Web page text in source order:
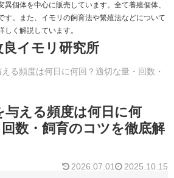
異個体を中心に販売しています。全て養殖個体、
す。また、イモリの飼育法や繁殖法などについて
しく解説しています。
良イモリ研究所
る頻度は何日に何回？適切な量・回数・
える頻度は何日に何
数・飼育のコツを徹底解
2025.10.15
2026.07.01